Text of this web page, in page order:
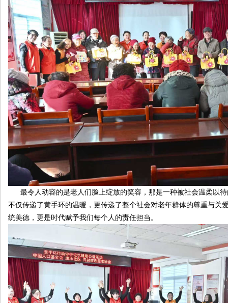
最令人动容的是老人们脸上绽放的笑容，那是一种被社会温柔以
不仅传递了黄手环的温暖，更传递了整个社会对老年群体的尊重与关
统美德，更是时代赋予我们每个人的责任担当。